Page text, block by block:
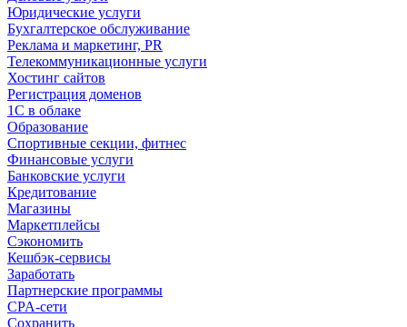
Юридические услуги
Бухгалтерское обслуживание
Реклама и маркетинг, PR
Телекоммуникационные услуги
Хостинг сайтов
Регистрация доменов
1С в облаке
Образование
Спортивные секции, фитнес
Финансовые услуги
Банковские услуги
Кредитование
Магазины
Маркетплейсы
Сэкономить
Кешбэк-сервисы
Заработать
Партнерские программы
CPA-сети
Сохранить